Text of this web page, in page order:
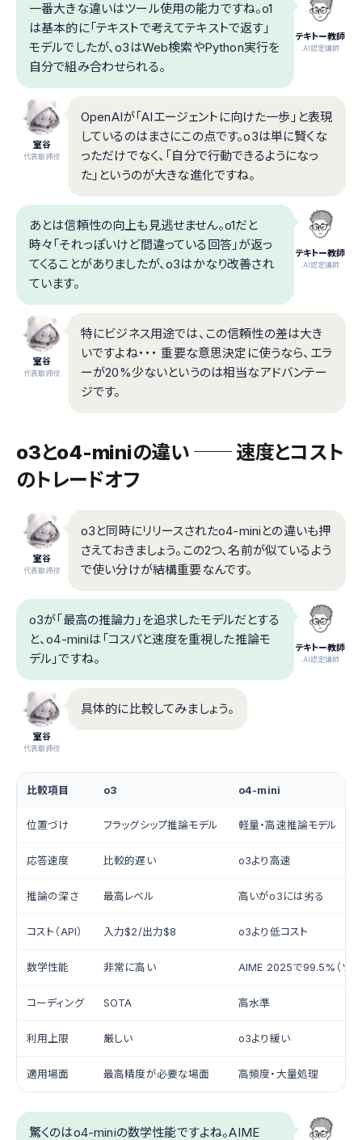
テキトー教師
.AI認定講師
一番大きな違いはツール使用の能力ですね。o1
は基本的に「テキストで考えてテキストで返す」
モデルでしたが、o3はWeb検索やPython実行を
自分で組み合わせられる。
室谷
代表取締役
OpenAIが「AIエージェントに向けた一歩」と表現
しているのはまさにこの点です。o3は単に賢くな
っただけでなく、「自分で行動できるようになっ
た」というのが大きな進化ですね。
テキトー教師
.AI認定講師
あとは信頼性の向上も見逃せません。o1だと
時々「それっぽいけど間違っている回答」が返っ
てくることがありましたが、o3はかなり改善され
ています。
室谷
代表取締役
特にビジネス用途では、この信頼性の差は大き
いですよね・・・ 重要な意思決定に使うなら、エラ
ーが20%少ないというのは相当なアドバンテー
ジです。
o3とo4-miniの違い ── 速度とコスト
のトレードオフ
室谷
代表取締役
o3と同時にリリースされたo4-miniとの違いも押
さえておきましょう。この2つ、名前が似ているよう
で使い分けが結構重要なんです。
テキトー教師
.AI認定講師
o3が「最高の推論力」を追求したモデルだとする
と、o4-miniは「コスパと速度を重視した推論モ
デル」ですね。
室谷
代表取締役
具体的に比較してみましょう。
比較項目 o3 o4-mini
位置づけ フラッグシップ推論モデル 軽量・高速推論モデル
応答速度 比較的遅い o3より高速
推論の深さ 最高レベル 高いがo3には劣る
コスト（API） 入力$2/出力$8 o3より低コスト
数学性能 非常に高い AIME 2025で99.5%（ツー
コーディング SOTA 高水準
利用上限 厳しい o3より緩い
適用場面 最高精度が必要な場面 高頻度・大量処理
驚くのはo4-miniの数学性能ですよね。AIME